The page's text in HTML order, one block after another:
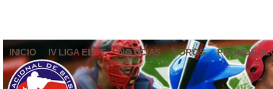
INICIO IV LIGA ELITE NOTICIAS FOROS